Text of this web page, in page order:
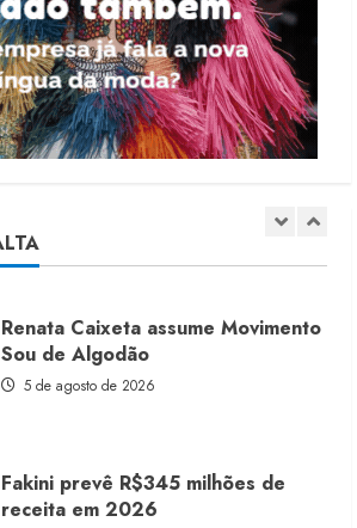
Morena Rosa lança franquia com
estoque consignado
4 de agosto de 2026
6 de agosto de 2026
Renata Caixeta assume Movimento
Sou de Algodão
5 de agosto de 2026
Fakini prevê R$345 milhões de
receita em 2026